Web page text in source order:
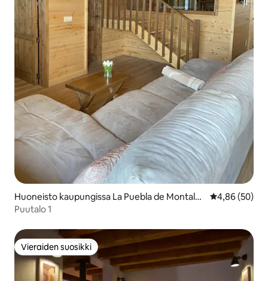
Huoneisto kaupungissa La Puebla de Montalbá
n
4,86 (50)
Puutalo 1
Vieraiden suosikki
Vieraiden suosikki